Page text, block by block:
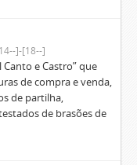
]-[18--]
e Castro” que
de compra e venda,
de partilha,
de brasões de